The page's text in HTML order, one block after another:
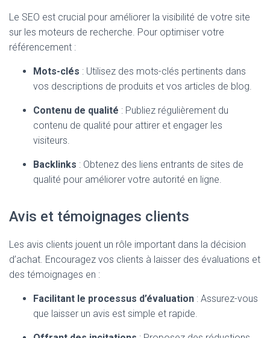
Le SEO est crucial pour améliorer la visibilité de votre site
sur les moteurs de recherche. Pour optimiser votre
référencement :
Mots-clés : Utilisez des mots-clés pertinents dans
vos descriptions de produits et vos articles de blog.
Contenu de qualité : Publiez régulièrement du
contenu de qualité pour attirer et engager les
visiteurs.
Backlinks : Obtenez des liens entrants de sites de
qualité pour améliorer votre autorité en ligne.
Avis et témoignages clients
Les avis clients jouent un rôle important dans la décision
d’achat. Encouragez vos clients à laisser des évaluations et
des témoignages en :
Facilitant le processus d’évaluation : Assurez-vous
que laisser un avis est simple et rapide.